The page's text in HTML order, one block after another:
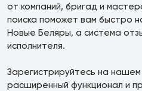
от компаний, бригад и
поиска поможет вам быстро
Новые Беляры, а система
исполнителя.
Зарегистрируйтесь на нашем
расширенный функционал и